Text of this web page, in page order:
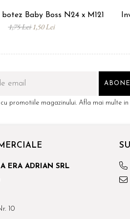
Baby Boss N24 x M121
1,75 Lei1,50 Lei
promotiile magazinului. Afla mai multe in
ERA ADRIAN SRL
10